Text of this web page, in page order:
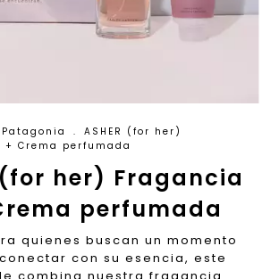
.
ASHER (for her)
+ Crema perfumada
(for her) Fragancia
perfumada
quienes buscan un momento
con su esencia, este